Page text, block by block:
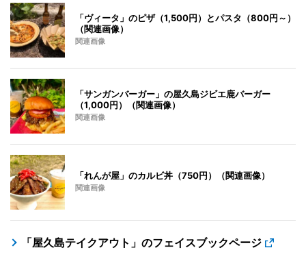
「ヴィータ」のピザ（1,500円）とパスタ（800円～）
（関連画像）
関連画像
「サンガンバーガー」の屋久島ジビエ鹿バーガー
（1,000円）（関連画像）
関連画像
「れんが屋」のカルビ丼（750円）（関連画像）
関連画像
「屋久島テイクアウト」のフェイスブックページ